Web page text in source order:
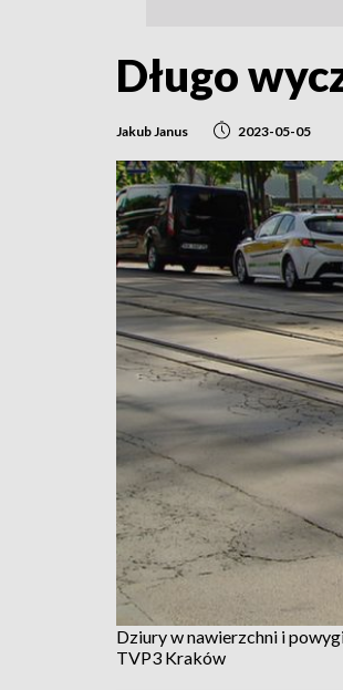
Długo
Jakub Janus 2023-05-05
Dziury w nawierzchni i
TVP3 Kraków